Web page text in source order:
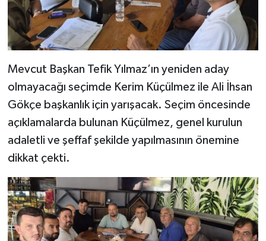
Mevcut Başkan Tefik Yılmaz’ın yeniden aday
olmayacağı seçimde Kerim Küçülmez ile Ali İhsan
Gökçe başkanlık için yarışacak. Seçim öncesinde
açıklamalarda bulunan Küçülmez, genel kurulun
adaletli ve şeffaf şekilde yapılmasının önemine
dikkat çekti.